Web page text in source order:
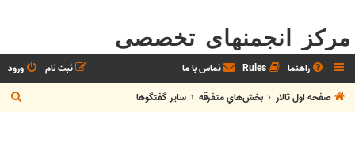
مرکز انجمنهای تخصصی
راهنما Rules تماس با ما ورود
ثبت نام
صفحه اول تالار
بخش‌‌هاي متفرقه ساير گفتگوها
س